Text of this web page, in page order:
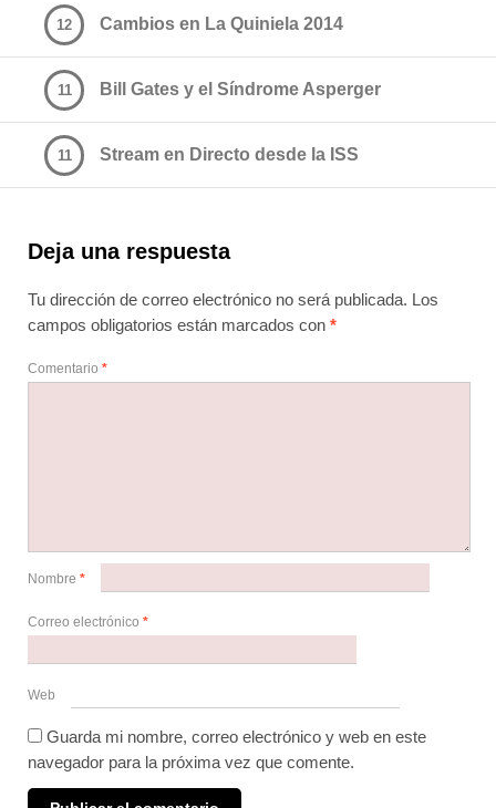
Cambios en La Quiniela 2014
12
Bill Gates y el Síndrome Asperger
11
Stream en Directo desde la ISS
11
Deja una respuesta
Tu dirección de correo electrónico no será publicada. Los
campos obligatorios están marcados con *
Comentario *
Nombre *
Correo electrónico *
Web
Guarda mi nombre, correo electrónico y web en este
navegador para la próxima vez que comente.